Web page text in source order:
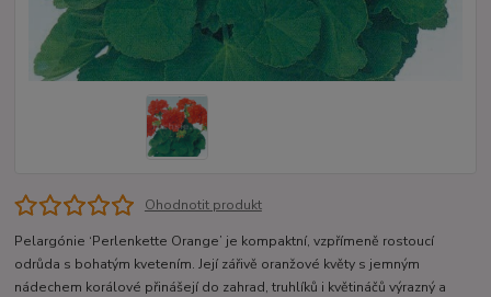
Ohodnotit produkt
Pelargónie ‘Perlenkette Orange’ je kompaktní, vzpřímeně rostoucí
odrůda s bohatým kvetením. Její zářivě oranžové květy s jemným
nádechem korálové přinášejí do zahrad, truhlíků i květináčů výrazný a